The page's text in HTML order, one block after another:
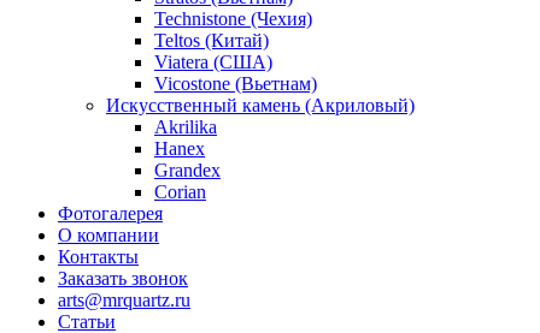
Technistone (Чехия)
Teltos (Китай)
Viatera (США)
Vicostone (Вьетнам)
Искусственный камень (Акриловый)
Akrilika
Hanex
Grandex
Corian
Фотогалерея
О компании
Контакты
Заказать звонок
arts@mrquartz.ru
Статьи